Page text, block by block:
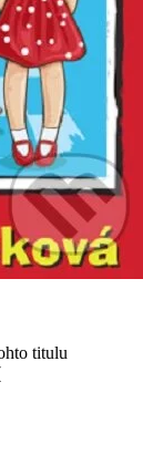
titulu